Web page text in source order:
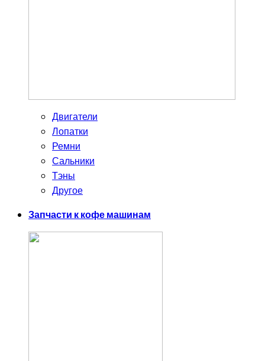
Двигатели
Лопатки
Ремни
Сальники
Тэны
Другое
Запчасти к кофе машинам